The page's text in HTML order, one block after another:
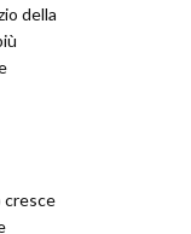
della
cresce